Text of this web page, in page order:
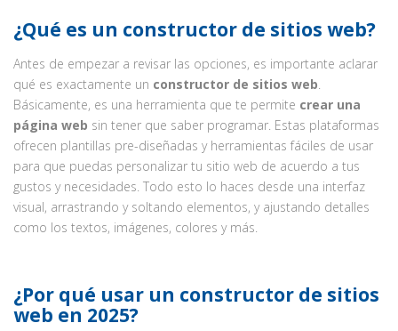
¿Qué es un constructor de sitios web?
Antes de empezar a revisar las opciones, es importante aclarar
qué es exactamente un constructor de sitios web.
Básicamente, es una herramienta que te permite crear una
página web sin tener que saber programar. Estas plataformas
ofrecen plantillas pre-diseñadas y herramientas fáciles de usar
para que puedas personalizar tu sitio web de acuerdo a tus
gustos y necesidades. Todo esto lo haces desde una interfaz
visual, arrastrando y soltando elementos, y ajustando detalles
como los textos, imágenes, colores y más.
¿Por qué usar un constructor de sitios
web en 2025?